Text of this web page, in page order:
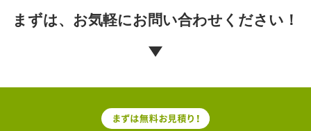
まずは、お気軽にお問い合わせください！